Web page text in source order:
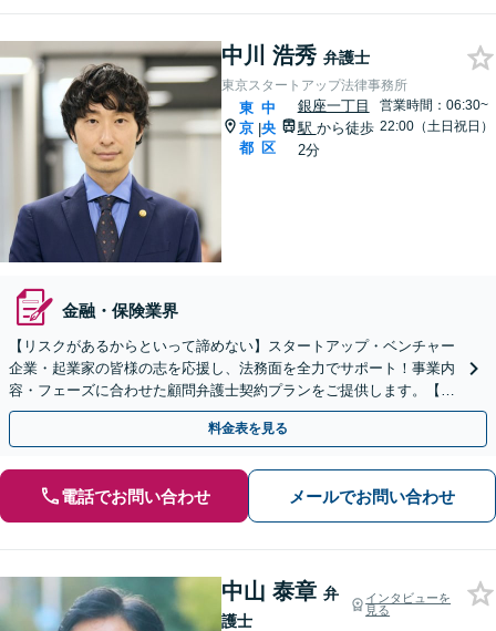
中川 浩秀 弁護士
東京スタートアップ法律事務所
東
京
都
|
中
央
区
銀座一丁目
駅 から徒歩
2分
営業時間：06:30~
22:00（土日祝日）
金融・保険業界
【リスクがあるからといって諦めない】スタートアップ・ベンチャー
企業・起業家の皆様の志を応援し、法務面を全力でサポート！事業内
容・フェーズに合わせた顧問弁護士契約プランをご提供します。【顧
問契約／企業法務】
料金表を見る
電話でお問い合わせ メールでお問い合わせ
中山 泰章 弁
護士
インタビューを
見る